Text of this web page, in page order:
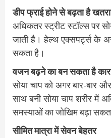
डीप फ्राई होने से बढ़ता है खतरा
अधिकतर स्ट्रीट स्टॉल्स पर
जाती है। हेल्थ एक्सपर्ट्स के
सकता है।
वजन बढ़ने का बन सकता है
सोया चाप को अगर बार-बार
साथ बनी सोया चाप शरीर में
समस्याओं का जोखिम बढ़ा
सीमित मात्रा में सेवन बेहतर